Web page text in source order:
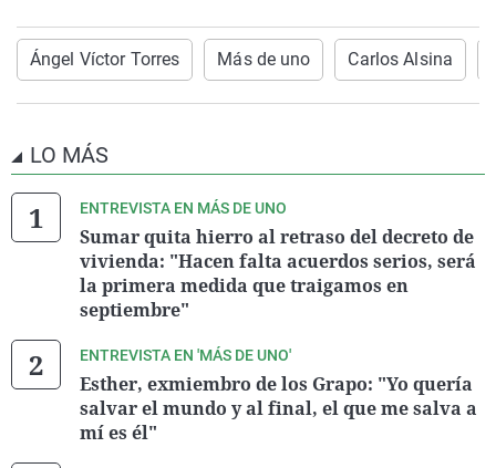
Ángel Víctor Torres Más de uno Carlos Alsina
LO MÁS
ENTREVISTA EN MÁS DE UNO
Sumar quita hierro al retraso del decreto de
vivienda: "Hacen falta acuerdos serios, será
la primera medida que traigamos en
septiembre"
ENTREVISTA EN 'MÁS DE UNO'
Esther, exmiembro de los Grapo: "Yo quería
salvar el mundo y al final, el que me salva a
mí es él"